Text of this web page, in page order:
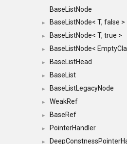
BaseListNode
► BaseListNode< T, false >
► BaseListNode< T, true >
► BaseListNode<
► BaseListHead
► BaseList
► BaseListLegacyNode
► WeakRef
► BaseRef
► PointerHandler
►